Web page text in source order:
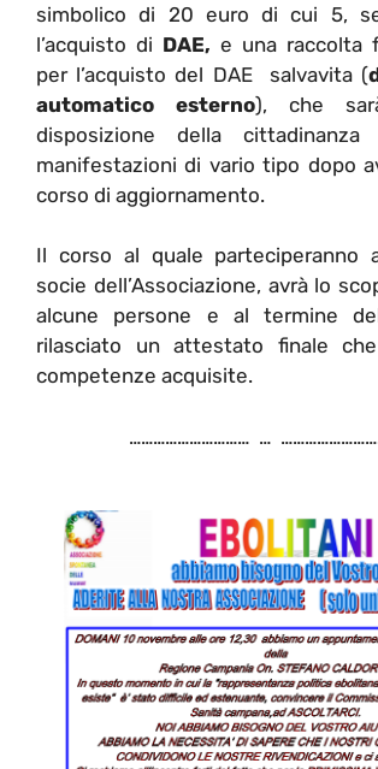
simbolico di 20 euro di cui 5,
l’acquisto di DAE, e una raccolta
per l’acquisto del DAE salvavita (
automatico esterno), che
disposizione della
manifestazioni di vario tipo dopo
corso di aggiornamento.
Il corso al quale parteciperanno
socie dell’Associazione, avrà lo
alcune persone e al termine
rilasciato un attestato finale
competenze acquisite.
………………………… …